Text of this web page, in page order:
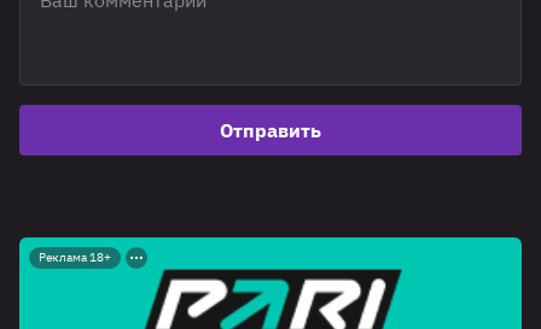
Отправить
Реклама 18+